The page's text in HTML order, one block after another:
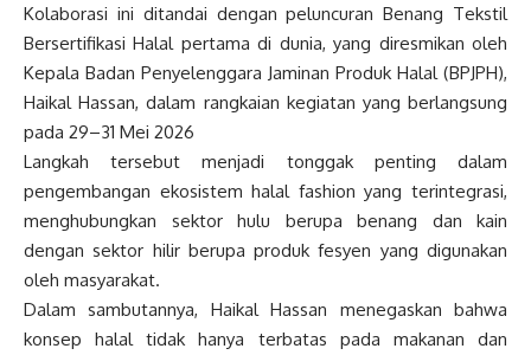
Kolaborasi ini ditandai dengan peluncuran Benang Tekstil
Bersertifikasi Halal pertama di dunia, yang diresmikan oleh
Kepala Badan Penyelenggara Jaminan Produk Halal (BPJPH),
Haikal Hassan, dalam rangkaian kegiatan yang berlangsung
pada 29–31 Mei 2026
Langkah tersebut menjadi tonggak penting dalam
pengembangan ekosistem halal fashion yang terintegrasi,
menghubungkan sektor hulu berupa benang dan kain
dengan sektor hilir berupa produk fesyen yang digunakan
oleh masyarakat.
Dalam sambutannya, Haikal Hassan menegaskan bahwa
konsep halal tidak hanya terbatas pada makanan dan